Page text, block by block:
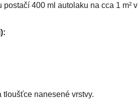
400 ml autolaku na cca 1 m² v
tloušťce nanesené vrstvy.